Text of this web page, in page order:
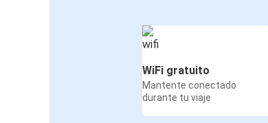
WiFi gratuito
Mantente conectado
durante tu viaje